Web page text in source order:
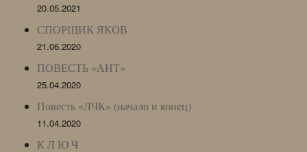
20.05.2021
СПОРЩИК ЯКОВ
21.06.2020
ПОВЕСТЬ «АНТ»
25.04.2020
Повесть «ЛЧК» (начало и конец)
11.04.2020
К Л Ю Ч